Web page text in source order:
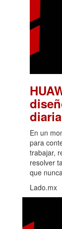
diaria
En un
para
trabajar,
resolver
que
Lado.mx